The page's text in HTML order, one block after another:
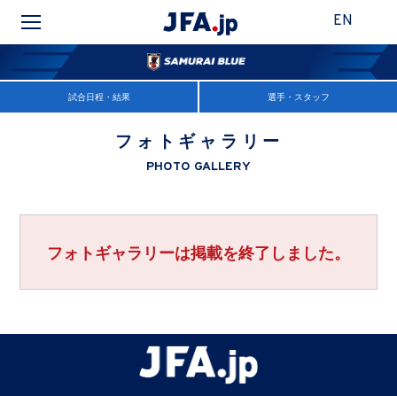
EN
試合日程・結果 選手・スタッフ
フォトギャラリー
PHOTO GALLERY
フォトギャラリーは掲載を終了しました。